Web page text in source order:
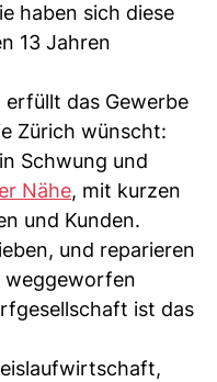
haben sich diese
13 Jahren
erfüllt das Gewerbe
Zürich wünscht:
Schwung und
Nähe, mit kurzen
und Kunden.
und reparieren
weggeworfen
ist das